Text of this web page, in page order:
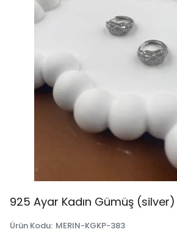
925 Ayar Kadın Gümüş
Ürün Kodu: MERIN-KGKP-383